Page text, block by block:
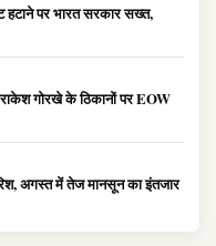
हटाने पर भारत सरकार सख्त,
गोरखे के ठिकानों पर EOW
अगस्त में तेज मानसून का इंतजार